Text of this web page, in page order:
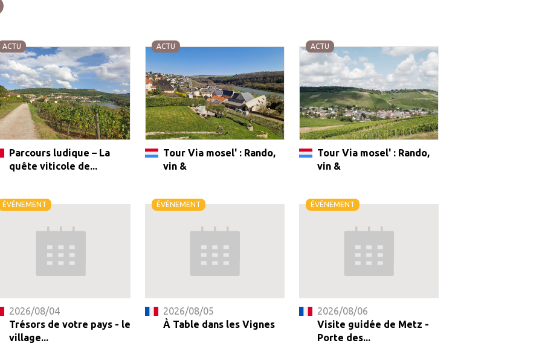
ACTU
Parcours ludique – La
quête viticole de...
ACTU
Tour Via mosel' : Rando,
vin &
ACTU
Tour Via mosel' : Rando,
vin &
ÉVÉNEMENT
2026/08/04
Trésors de votre pays - le
village...
ÉVÉNEMENT
2026/08/05
À Table dans les Vignes
ÉVÉNEMENT
2026/08/06
Visite guidée de Metz -
Porte des...